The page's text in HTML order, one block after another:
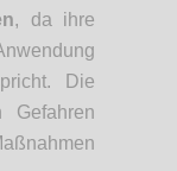
, da ihre
Die
Gefahren